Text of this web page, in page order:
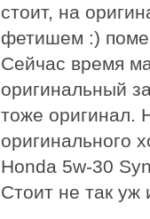
стоит, на
фетишем :)
Сейчас время
оригинальный
тоже оригинал.
оригинального
Honda 5w-30
Стоит не так уж